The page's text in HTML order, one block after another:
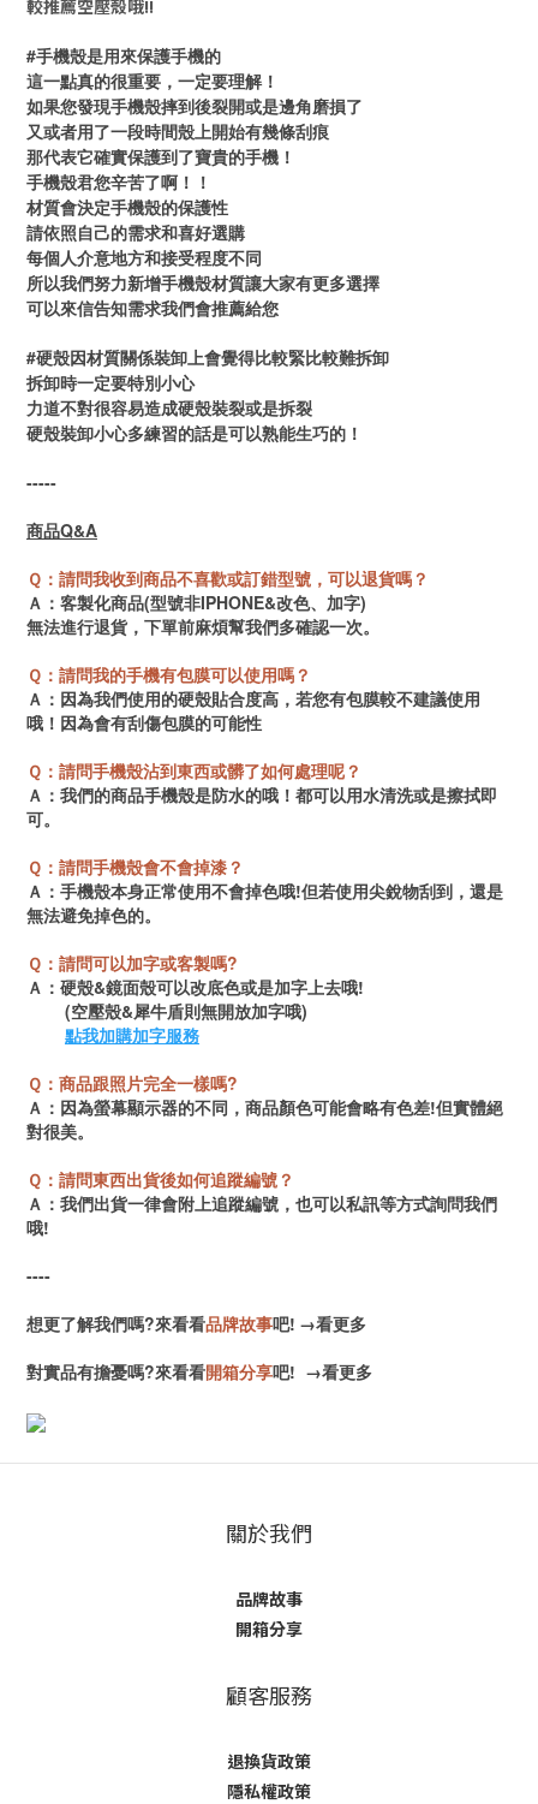
較推薦空壓殼哦!!
#手機殼是用來保護手機的
這一點真的很重要，一定要理解！
如果您發現手機殼摔到後裂開或是邊角磨損了
又或者用了一段時間殼上開始有幾條刮痕
那代表它確實保護到了寶貴的手機！
手機殼君您辛苦了啊！！
材質會決定手機殼的保護性
請依照自己的需求和喜好選購
每個人介意地方和接受程度不同
所以我們努力新增手機殼材質讓大家有更多選擇
可以來信告知需求我們會推薦給您
#硬殼因材質關係裝卸上會覺得比較緊比較難拆卸
拆卸時一定要特別小心
力道不對很容易造成硬殼裝裂或是拆裂
硬殼裝卸小心多練習的話是可以熟能生巧的！
-----
商品Q&A
Ｑ：請問我收到商品不喜歡或訂錯型號，可以退貨嗎？
Ａ：客製化商品(型號非IPHONE&改色、加字)
無法進行退貨， 下單前麻煩幫我們多確認一次。
Ｑ：請問我的手機有包膜可以使用嗎？
Ａ：因為我們使用的硬殼貼合度高，若您有包膜較不建議使用
哦！因為會有刮傷包膜的可能性
Ｑ：請問手機殼沾到東西或髒了如何處理呢？
Ａ：我們的商品手機殼是防水的哦！都可以用水清洗或是擦拭即
可。
Ｑ：請問手機殼會不會掉漆？
Ａ：手機殼本身正常使用不會掉色哦!但若使用尖銳物刮到，還是
無法避免掉色的。
Ｑ：請問可以加字或客製嗎?
Ａ：硬殼&鏡面殼可以改底色或是加字上去哦!
(空壓殼&犀牛盾則無開放加字哦)
點我加購加字服務
Ｑ：商品跟照片完全一樣嗎?
Ａ：因為螢幕顯示器的不同，商品顏色可能會略有色差!但實體絕
對很美。
Ｑ：請問東西出貨後如何追蹤編號？
Ａ：我們出貨一律會附上追蹤編號，也可以私訊等方式詢問我們
哦!
----
想更了解我們嗎?來看看品牌故事吧! →看更多
對實品有擔憂嗎?來看看開箱分享吧! →看更多
關於我們
品牌故事
開箱分享
顧客服務
退換貨政策
隱私權政策